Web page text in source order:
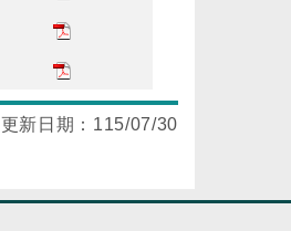
更新日期： 115/07/30